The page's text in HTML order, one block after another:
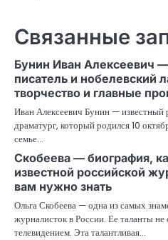
Связанные
Бунин Иван Алексеевич
писатель и нобелевский
творчество и главные
Иван Алексеевич Бунин — известный
драматург, который родился 10
семье…
Скобеева — биография,
известной российской
вам нужно знать
Ольга Скобеева — одна из самых
журналисток в России. Ее таланты не
телевидением. Эта талантливая…